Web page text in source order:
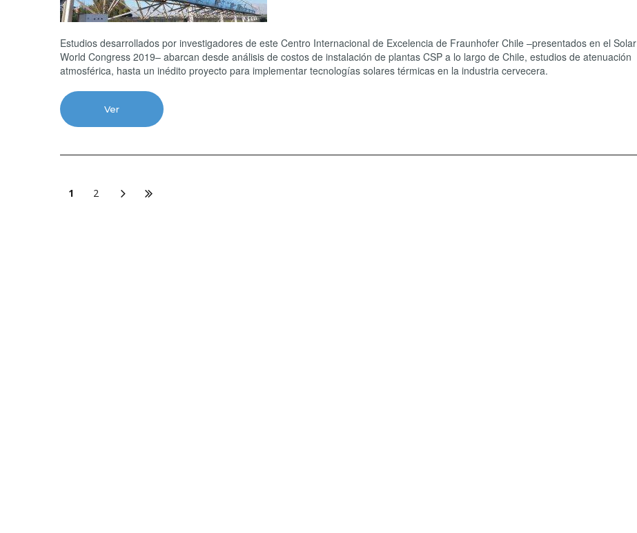
Estudios desarrollados por investigadores de este Centro Internacional de Excelencia de Fraunhofer Chile –presentados en el Solar
World Congress 2019– abarcan desde análisis de costos de instalación de plantas CSP a lo largo de Chile, estudios de atenuación
atmosférica, hasta un inédito proyecto para implementar tecnologías solares térmicas en la industria cervecera.
Ver
1 2